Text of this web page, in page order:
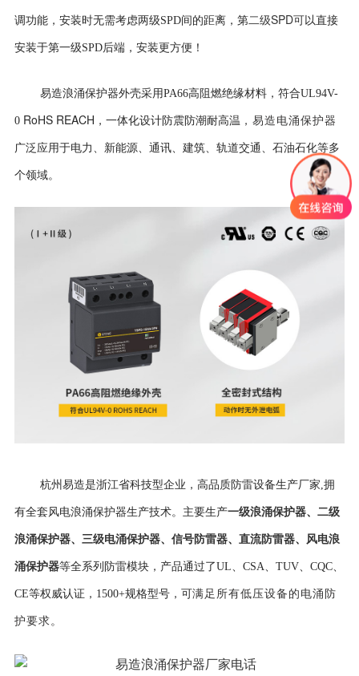
调功能，安装时无需考虑两级SPD间的距离，第二级SPD可以直接
安装于第一级SPD后端，安装更方便！
易造浪涌保护器外壳采用PA66高阻燃绝缘材料，符合UL94V-
0 RoHS REACH ，一体化设计防震防潮耐高温 ，易造电涌保护器
广泛应用于电力、新能源、通讯、建筑、轨道交通、石油石化等多
个领域。
杭州易造是浙江省科技型企业，高品质防雷设备生产厂家,拥
有全套风电浪涌保护器生产技术。主要生产一级浪涌保护器、 二级
浪涌保护器、 三级电涌保护器、 信号防雷器、 直流防雷器、 风电浪
涌保护器等全系列防雷模块，产品通过了UL、CSA、TUV、CQC、
CE等权威认证， 1500+规格型号，可满足所有低压设备的电涌防
护要求。